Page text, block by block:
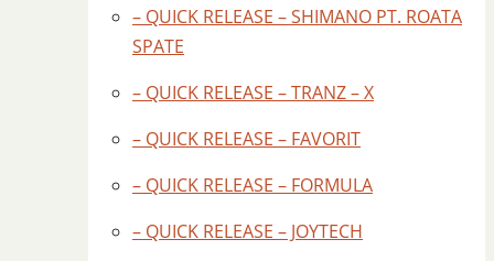
– QUICK RELEASE – SHIMANO PT. ROATA
SPATE
– QUICK RELEASE – TRANZ – X
– QUICK RELEASE – FAVORIT
– QUICK RELEASE – FORMULA
– QUICK RELEASE – JOYTECH